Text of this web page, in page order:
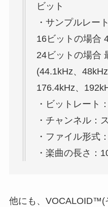
ビット
・サンプルレー
16ビットの場合
24ビットの場合
(44.1kHz、
176.4kHz、
・ビットレート
・チャンネル：
・ファイル形式
・楽曲の長さ：
他にも、VOCALOID™(